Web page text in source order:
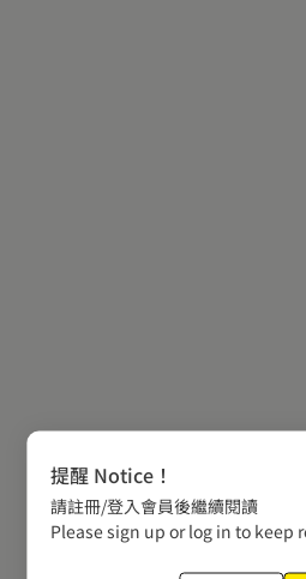
提醒 Notice！
請註冊/登入會員後繼續閱讀
Please sign up or log in to keep